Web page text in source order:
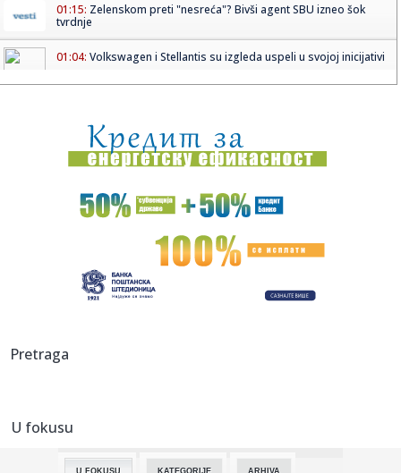
01:15: Zelenskom preti "nesreća"? Bivši agent SBU izneo šok
tvrdnje
01:04: Volkswagen i Stellantis su izgleda uspeli u svojoj inicijativi
00:58:Snežana Đurišić otkazala učešće na koncertu posvećenom
00:49:Proletio kroz kamionsku kabinu: Težak udes vozača iz BiH
Zelenski: Naložio sam timu da pokrene pitanje mog
00:47:Pažnja, pažnja – marice su uhapsile granjanje!
Srbina...
00:32:
Pretraga
U fokusu
U FOKUSU KATEGORIJE ARHIVA